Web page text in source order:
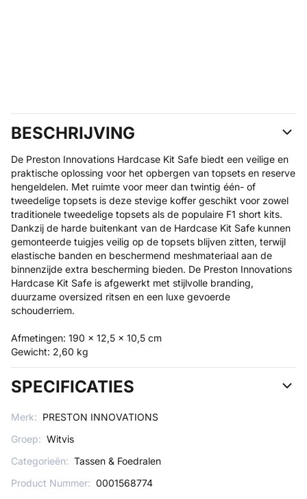
BESCHRIJVING
De Preston Innovations Hardcase Kit Safe biedt een veilige en
praktische oplossing voor het opbergen van topsets en reserve
hengeldelen. Met ruimte voor meer dan twintig één- of
tweedelige topsets is deze stevige koffer geschikt voor zowel
traditionele tweedelige topsets als de populaire F1 short kits.
Dankzij de harde buitenkant van de Hardcase Kit Safe kunnen
gemonteerde tuigjes veilig op de topsets blijven zitten, terwijl
elastische banden en beschermend meshmateriaal aan de
binnenzijde extra bescherming bieden. De Preston Innovations
Hardcase Kit Safe is afgewerkt met stijlvolle branding,
duurzame oversized ritsen en een luxe gevoerde
schouderriem.
Afmetingen: 190 x 12,5 x 10,5 cm
Gewicht: 2,60 kg
SPECIFICATIES
Merk: PRESTON INNOVATIONS
Groep: Witvis
Categorieën: Tassen & Foedralen
Product Nummer: 0001568774